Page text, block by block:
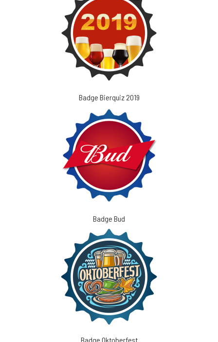
Badge Bierquiz 2019
Badge Bud
Badge Oktoberfest